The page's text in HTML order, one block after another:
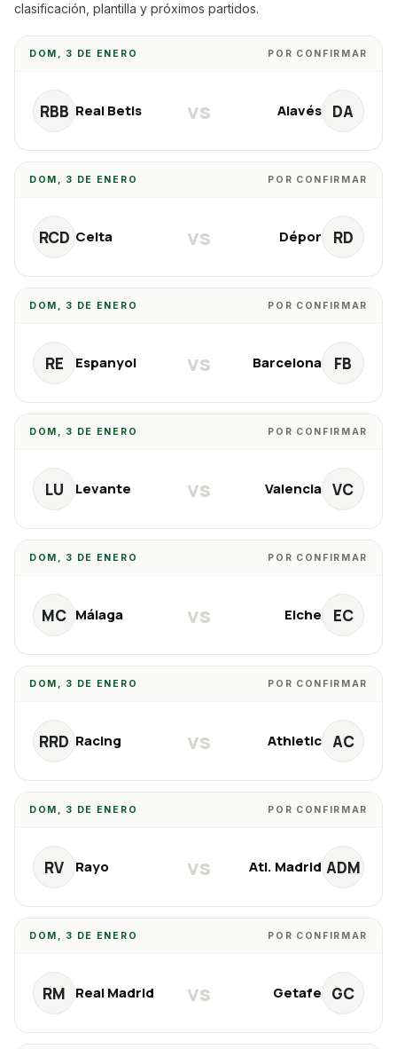
clasificación, plantilla y próximos partidos.
DOM, 3 DE ENERO POR CONFIRMAR
RBB Real Betis vs DA
Alavés
DOM, 3 DE ENERO POR CONFIRMAR
RCD Celta vs RD
Dépor
DOM, 3 DE ENERO POR CONFIRMAR
RE Espanyol vs FB
Barcelona
DOM, 3 DE ENERO POR CONFIRMAR
LU Levante vs VC
Valencia
DOM, 3 DE ENERO POR CONFIRMAR
MC Málaga vs EC
Elche
DOM, 3 DE ENERO POR CONFIRMAR
RRD Racing vs AC
Athletic
DOM, 3 DE ENERO POR CONFIRMAR
RV Rayo vs ADM
Atl. Madrid
DOM, 3 DE ENERO POR CONFIRMAR
RM Real Madrid vs GC
Getafe